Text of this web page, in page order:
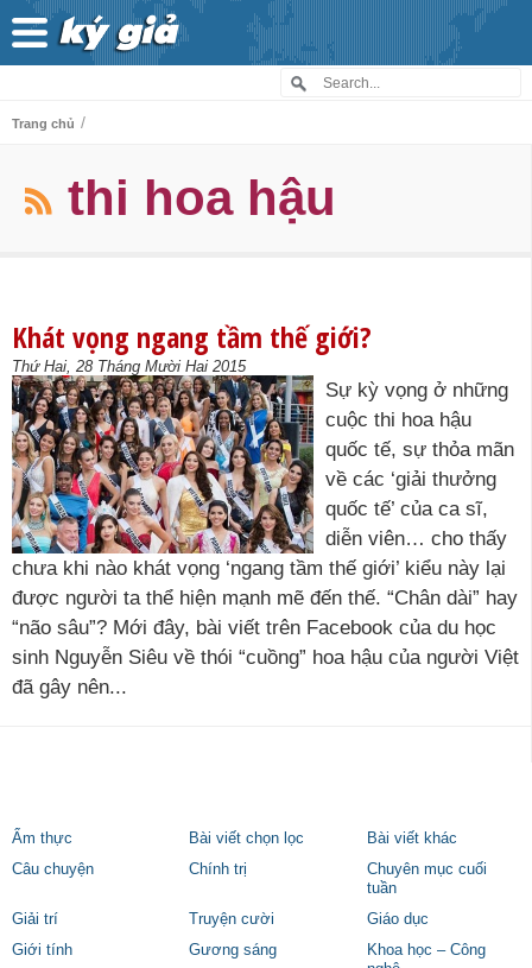
Trang chủ /
thi hoa hậu
Khát vọng ngang tầm thế giới?
Thứ Hai, 28 Tháng Mười Hai 2015
Sự kỳ vọng ở những
cuộc thi hoa hậu
quốc tế, sự thỏa mãn
về các ‘giải thưởng
quốc tế’ của ca sĩ,
diễn viên… cho thấy
chưa khi nào khát vọng ‘ngang tầm thế giới’ kiểu này lại
được người ta thể hiện mạnh mẽ đến thế. “Chân dài” hay
“não sâu”? Mới đây, bài viết trên Facebook của du học
sinh Nguyễn Siêu về thói “cuồng” hoa hậu của người Việt
đã gây nên...
Ẩm thực Bài viết chọn lọc
Bài viết khác
Câu chuyện
Chính trị
Chuyên mục cuối
tuần
Giải trí
Truyện cười
Giáo dục
Giới tính
Gương sáng
Khoa học – Công